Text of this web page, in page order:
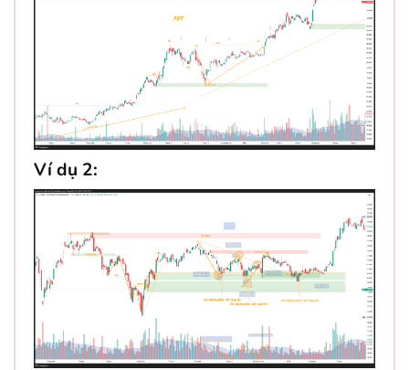
Ví dụ 2: